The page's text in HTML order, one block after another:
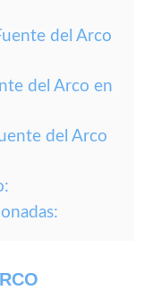
del Arco
del Arco en
del Arco